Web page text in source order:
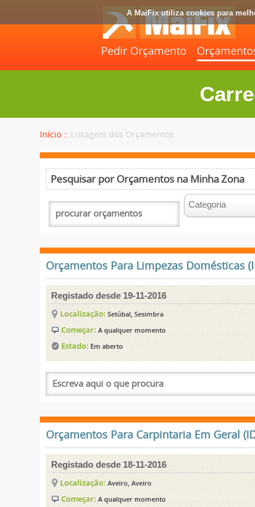
A MaiFix utiliza cookies para
Pedir Orçamento
Início :: Listagem dos Orçamentos
Pesquisar por Orçamentos na Minha Zona
Orçamentos Para Limpezas Domésticas
Registado desde 19-11-2016
Localização:Setúbal, Sesimbra
Começar:A qualquer momento
Estado: Em aberto
Orçamentos Para Carpintaria Em Geral
Registado desde 18-11-2016
Localização:Aveiro, Aveiro
Começar:A qualquer momento